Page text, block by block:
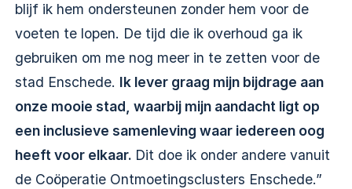
blijf ik hem ondersteunen zonder hem voor de
voeten te lopen. De tijd die ik overhoud ga ik
gebruiken om me nog meer in te zetten voor de
stad Enschede. Ik lever graag mijn bijdrage aan
onze mooie stad, waarbij mijn aandacht ligt op
een inclusieve samenleving waar iedereen oog
heeft voor elkaar. Dit doe ik onder andere vanuit
de Coöperatie Ontmoetingsclusters Enschede.”